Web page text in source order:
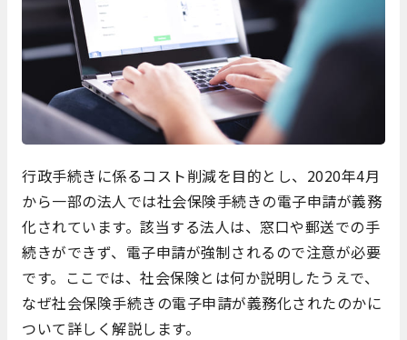
行政手続きに係るコスト削減を目的とし、2020年4月
から一部の法人では社会保険手続きの電子申請が義務
化されています。該当する法人は、窓口や郵送での手
続きができず、電子申請が強制されるので注意が必要
です。ここでは、社会保険とは何か説明したうえで、
なぜ社会保険手続きの電子申請が義務化されたのかに
ついて詳しく解説します。